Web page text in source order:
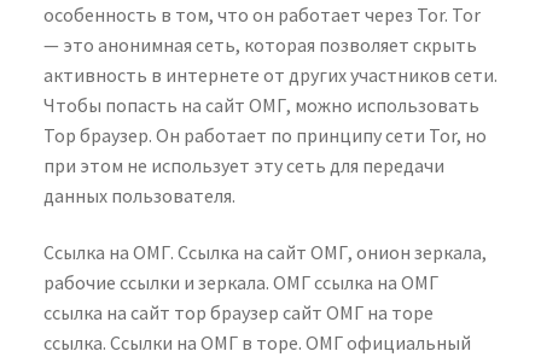
особенность в том, что он работает через Tor. Tor
— это анонимная сеть, которая позволяет скрыть
активность в интернете от других участников сети.
Чтобы попасть на сайт ОМГ, можно использовать
Тор браузер. Он работает по принципу сети Tor, но
при этом не использует эту сеть для передачи
данных пользователя.
Ссылка на ОМГ. Ссылка на сайт ОМГ, онион зеркала,
рабочие ссылки и зеркала. ОМГ ссылка на ОМГ
ссылка на сайт тор браузер сайт ОМГ на торе
ссылка. Ссылки на ОМГ в торе. ОМГ официальный